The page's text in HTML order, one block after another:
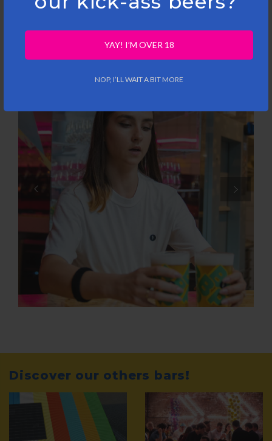
YAY! I’M OVER 18
NOP, I’LL WAIT A BIT MORE
Discover our others bars!